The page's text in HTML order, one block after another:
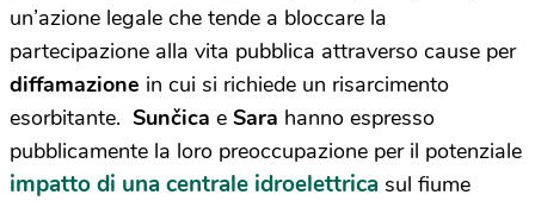
un’azione legale che tende a bloccare la
partecipazione alla vita pubblica attraverso cause per
diffamazione in cui si richiede un risarcimento
esorbitante. Sunčica e Sara hanno espresso
pubblicamente la loro preoccupazione per il potenziale
impatto di una centrale idroelettrica sul fiume